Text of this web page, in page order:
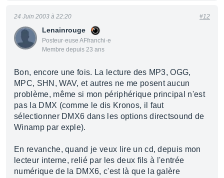
Lenainrouge
Posteur·euse AFfranchi·e
Membre depuis 23 ans
24 Juin 2003 à 22:20 #12
Bon, encore une fois. La lecture des MP3, OGG,
MPC, SHN, WAV, et autres ne me posent aucun
problème, même si mon périphérique principal n'est
pas la DMX (comme le dis Kronos, il faut
sélectionner DMX6 dans les options directsound de
Winamp par exple).
En revanche, quand je veux lire un cd, depuis mon
lecteur interne, relié par les deux fils à l'entrée
numérique de la DMX6, c'est là que la galère